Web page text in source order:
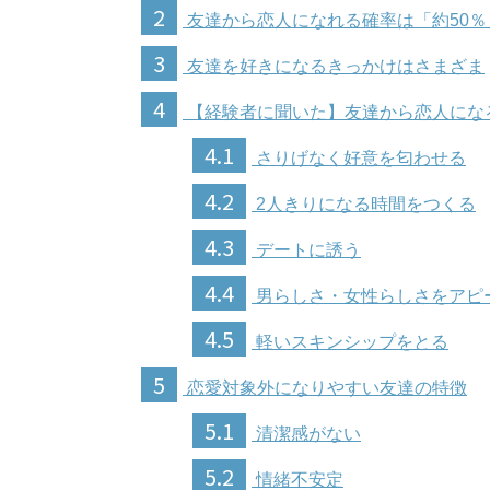
2 友達から恋人になれる確率は「約50％
3 友達を好きになるきっかけはさまざま
4 【経験者に聞いた】友達から恋人にな
4.1 さりげなく好意を匂わせる
4.2 2人きりになる時間をつくる
4.3 デートに誘う
4.4 男らしさ・女性らしさをアピ
4.5 軽いスキンシップをとる
5 恋愛対象外になりやすい友達の特徴
5.1 清潔感がない
5.2 情緒不安定